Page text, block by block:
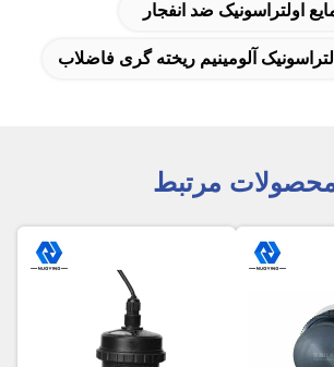
اولتراسونیک ضد انفجار
آلومینیم ریخته گری فاضلاب
مرتبط